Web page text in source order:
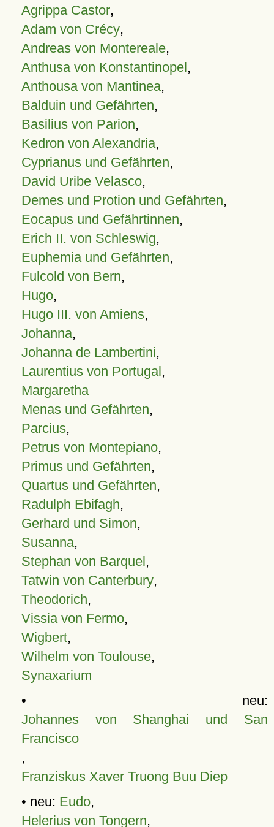
Agrippa Castor,
Adam von Crécy,
Andreas von Montereale,
Anthusa von Konstantinopel,
Anthousa von Mantinea,
Balduin und Gefährten,
Basilius von Parion,
Kedron von Alexandria,
Cyprianus und Gefährten,
David Uribe Velasco,
Demes und Protion und Gefährten,
Eocapus und Gefährtinnen,
Erich II. von Schleswig,
Euphemia und Gefährten,
Fulcold von Bern,
Hugo,
Hugo III. von Amiens,
Johanna,
Johanna de Lambertini,
Laurentius von Portugal,
Margaretha
Menas und Gefährten,
Parcius,
Petrus von Montepiano,
Primus und Gefährten,
Quartus und Gefährten,
Radulph Ebifagh,
Gerhard und Simon,
Susanna,
Stephan von Barquel,
Tatwin von Canterbury,
Theodorich,
Vissia von Fermo,
Wigbert,
Wilhelm von Toulouse,
Synaxarium
• neu:
Johannes von Shanghai und San
Francisco
,
Franziskus Xaver Truong Buu Diep
• neu: Eudo,
Helerius von Tongern,